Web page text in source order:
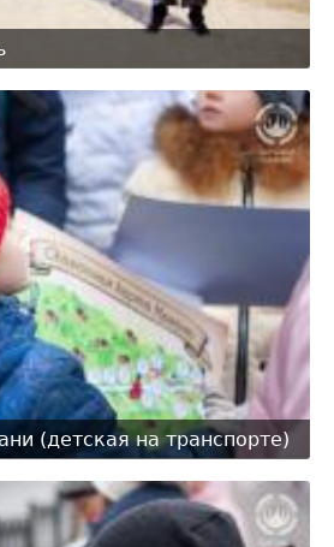
(детская на транспорте)